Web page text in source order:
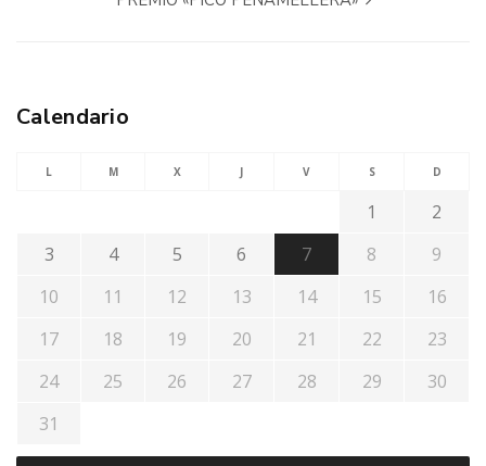
Calendario
L M X J V S D
1
2
3
4 5 6 7 8
9
10
11 12 13 14 15
16
17
18 19 20 21 22
23
24
25 26 27 28 29
30
31